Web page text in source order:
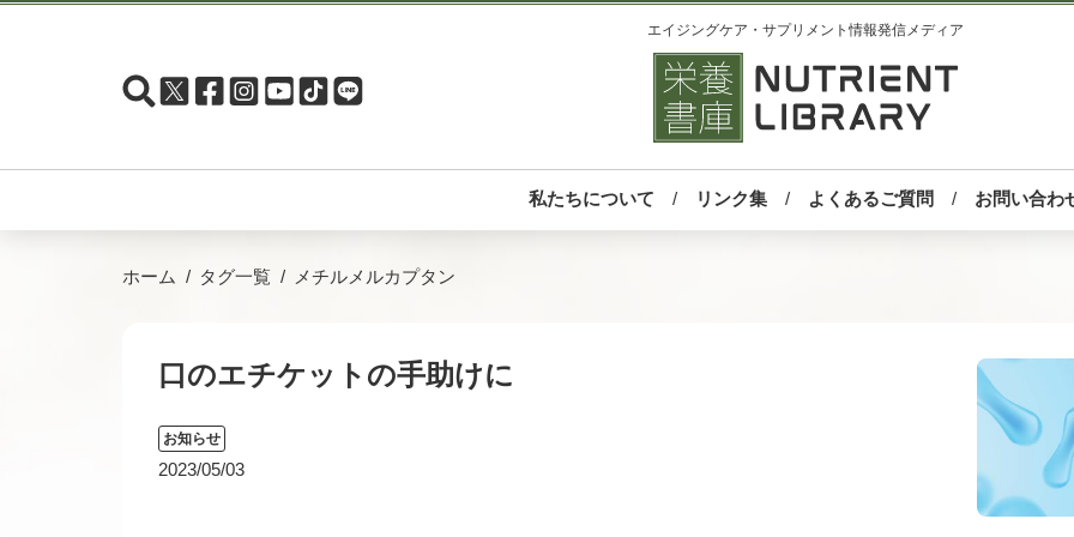
エイジングケア・サプリメント情報発信メディア
私たちについて リンク集 よくあるご質問 お問い合わ
ホーム タグ一覧 メチルメルカプタン
口のエチケットの手助けに
お知らせ
2023/05/03